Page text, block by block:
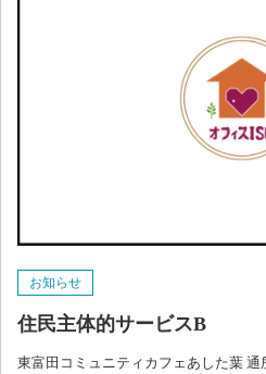
お知らせ
住民主体的サービスB
東富田コミュニティカフェあした葉